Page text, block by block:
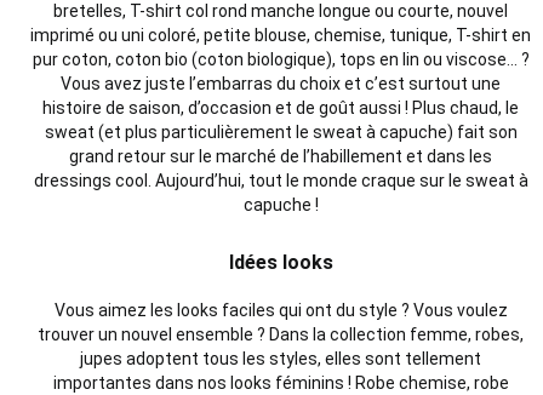
bretelles, T-shirt col rond manche longue ou courte, nouvel
imprimé ou uni coloré, petite blouse, chemise, tunique, T-shirt en
pur coton, coton bio (coton biologique), tops en lin ou viscose… ?
Vous avez juste l’embarras du choixet c’est surtout une
histoire de saison, d’occasion et de goût aussi ! Plus chaud, le
sweat (et plus particulièrement le sweat à capuche) fait son
grand retoursur le marché de l’habillement et dans les
dressings cool. Aujourd’hui, tout le monde craque sur le sweat à
capuche !
Idées looks
Vous aimez les looks faciles qui ont du style ? Vous voulez
trouver un nouvel ensemble ? Dans la collection femme, robes,
jupes adoptent tous les styles, elles sont tellement
importantes dans nos looks féminins ! Robe chemise, robe